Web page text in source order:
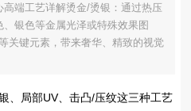
端工艺详解烫金/烫银‌：通过热压
银色等金属光泽或特殊效果图
关键元素，带来奢华、精致的视觉
、局部UV、击凸/压纹‌这三种工艺